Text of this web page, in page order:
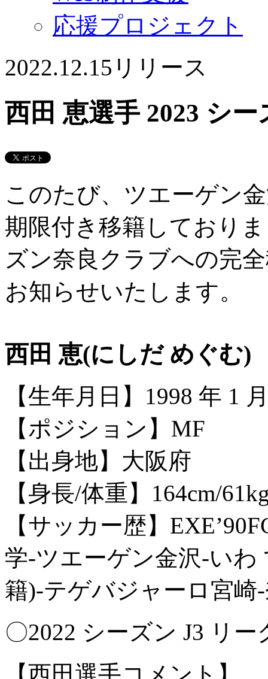
応援プロジェクト
2022.12.15 リリース
西田 恵選手 2023 シ
このたび、ツエーゲン
期限付き移籍しており
ズン奈良クラブへの完
お知らせいたします。
西田 恵(にしだ めぐむ)
【生年月日】1998 年 1
【ポジション】MF
【出身地】大阪府
【身長/体重】164cm/
【サッカー歴】
学-ツエーゲン金沢-いわ
籍)-テゲバジャーロ宮崎
〇2022 シーズン J3 リー